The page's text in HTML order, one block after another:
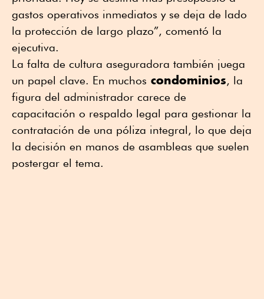
gastos operativos inmediatos y se deja de lado
la protección de largo plazo”, comentó la
ejecutiva.
La falta de cultura aseguradora también juega
un papel clave. En muchos condominios, la
figura del administrador carece de
capacitación o respaldo legal para gestionar la
contratación de una póliza integral, lo que deja
la decisión en manos de asambleas que suelen
postergar el tema.